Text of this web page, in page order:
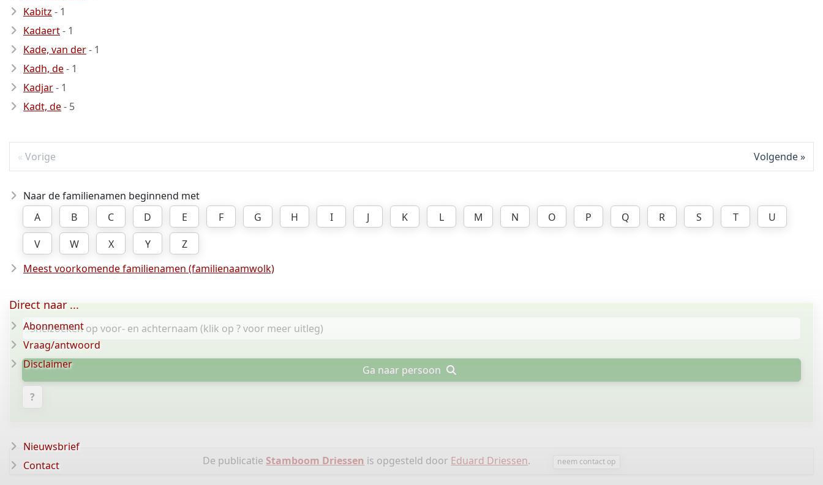
Kabitz - 1
Kadaert- 1
Kade, van der- 1
Kadh, de- 1
Kadjar- 1
Kadt, de- 5
Vorige Volgende
Naar de familienamen beginnend met
A
B C D E F G H I J K L M N O P Q R S T
U
V
W X Y
Z
Meest voorkomende familienamen (familienaamwolk)
Ga naar persoon
?
De publicatie Stamboom Driessen is opgesteld door Eduard Driessen. neem contact op
Direct naar ...
Abonnement
Vraag/antwoord
Disclaimer
Nieuwsbrief
Contact